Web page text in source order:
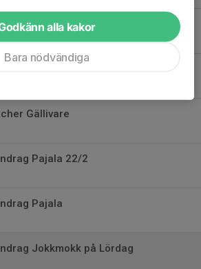
lördag
Gällivare
Pajala 22/2
Pajala
Jokkmokk på Lördag
alla kakor
Bara nödvändiga